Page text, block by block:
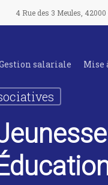
4 Rue des 3 Meules,
salariale Mise